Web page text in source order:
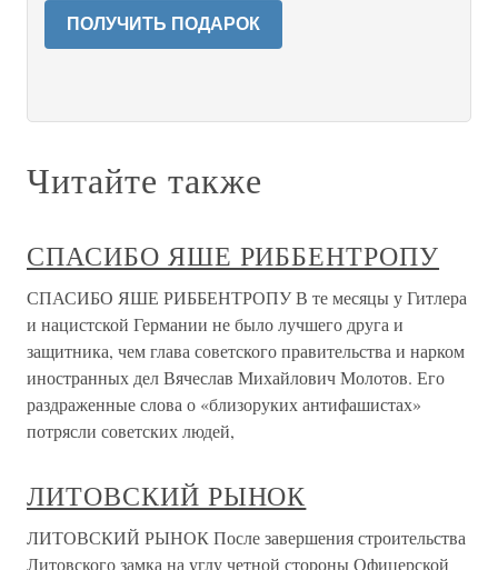
ПОЛУЧИТЬ ПОДАРОК
Читайте также
СПАСИБО ЯШЕ РИББЕНТРОПУ
СПАСИБО ЯШЕ РИББЕНТРОПУ В те месяцы у Гитлера
и нацистской Германии не было лучшего друга и
защитника, чем глава советского правительства и нарком
иностранных дел Вячеслав Михайлович Молотов. Его
раздраженные слова о «близоруких антифашистах»
потрясли советских людей,
ЛИТОВСКИЙ РЫНОК
ЛИТОВСКИЙ РЫНОК После завершения строительства
Литовского замка на углу четной стороны Офицерской